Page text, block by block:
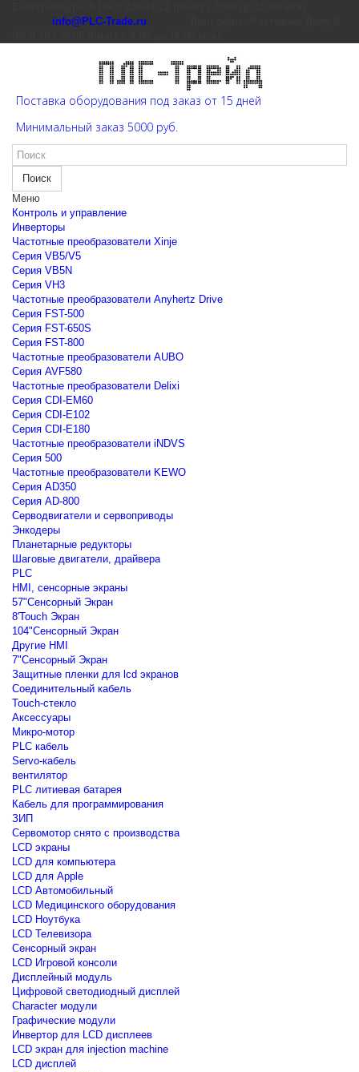
info@PLC-Trade.ru
Поставка оборудования под заказ от 15 дней
Минимальный заказ 5000 руб.
Поиск
Меню
Контроль и управление
Инверторы
Частотные преобразователи Xinje
Cерия VB5/V5
Cерия VB5N
Cерия VH3
Частотные преобразователи Anyhertz Drive
Серия FST-500
Серия FST-650S
Серия FST-800
Частотные преобразователи AUBO
Серия AVF580
Частотные преобразователи Delixi
Серия CDI-EM60
Серия CDI-E102
Серия CDI-E180
Частотные преобразователи iNDVS
Серия 500
Частотные преобразователи KEWO
Серия AD350
Серия AD-800
Серводвигатели и сервоприводы
Энкодеры
Планетарные редукторы
Шаговые двигатели, драйвера
PLC
HMI, сенсорные экраны
57"Сенсорный Экран
8'Touch Экран
104"Сенсорный Экран
Другие HMI
7"Сенсорный Экран
Защитные пленки для lcd экранов
Соединительный кабель
Touch-стекло
Аксессуары
Микро-мотор
PLC кабель
Servo-кабель
вентилятор
PLC литиевая батарея
Кабель для программирования
ЗИП
Сервомотор снято с производства
LCD экраны
LCD для компьютера
LCD для Apple
LCD Автомобильный
LCD Медицинского оборудования
LCD Ноутбука
LCD Телевизора
Сенсорный экран
LCD Игровой консоли
Дисплейный модуль
Цифровой светодиодный дисплей
Сharacter модули
Графические модули
Инвертор для LCD дисплеев
LCD экран для injection machine
LCD дисплей